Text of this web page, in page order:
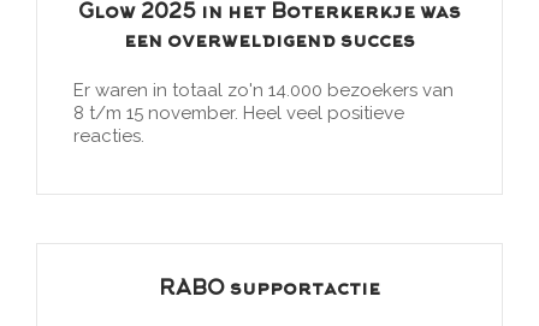
Glow 2025 in het Boterkerkje was
een overweldigend succes
Er waren in totaal zo'n 14.000 bezoekers van
8 t/m 15 november. Heel veel positieve
reacties.
RABO supportactie